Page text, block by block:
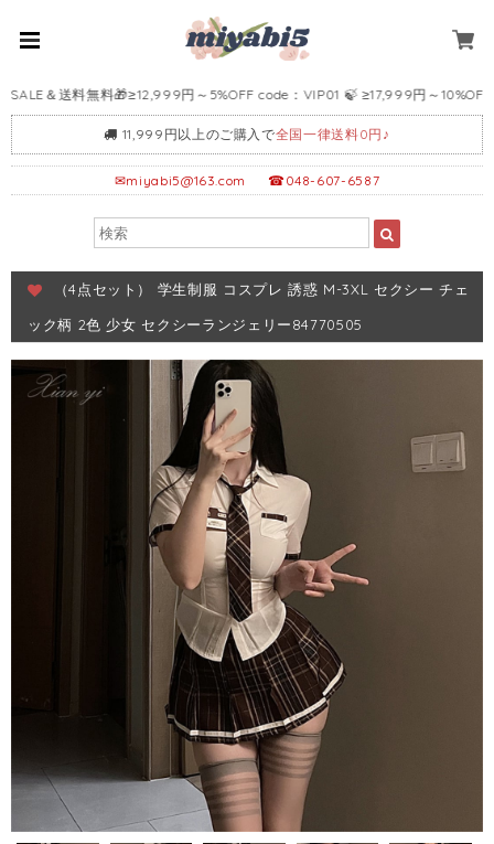
＆送料無料🎁≥12,999円～5%OFF code：VIP01 🍃 ≥17,999円～10%OFF
11,999円以上のご購入で全国一律送料0円♪
✉miyabi5@163.com ☎048-607-6587
（4点セット） 学生制服 コスプレ 誘惑 M-3XL セクシー チェ
ック柄 2色 少女 セクシーランジェリー84770505